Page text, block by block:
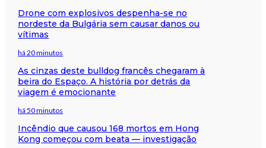
Drone com explosivos despenha-se no
nordeste da Bulgária sem causar danos ou
vítimas
há 20 minutos
As cinzas deste bulldog francês chegaram à
beira do Espaço. A história por detrás da
viagem é emocionante
há 50 minutos
Incêndio que causou 168 mortos em Hong
Kong começou com beata — investigação